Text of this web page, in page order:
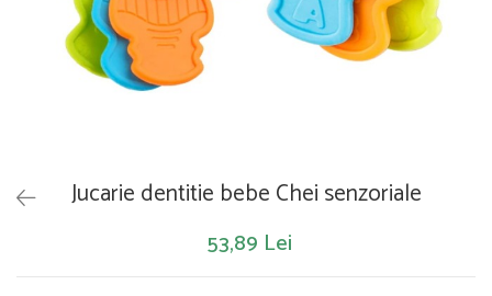
Papusi si accesorii
Trotinete
Trenulete si masinute
Unelte si bancuri de lucru
Jucarie dentitie bebe Chei senzoriale
53,89 Lei